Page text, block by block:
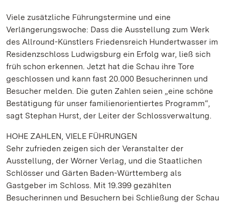
Viele zusätzliche Führungstermine und eine
Verlängerungswoche: Dass die Ausstellung zum Werk
des Allround-Künstlers Friedensreich Hundertwasser im
Residenzschloss Ludwigsburg ein Erfolg war, ließ sich
früh schon erkennen. Jetzt hat die Schau ihre Tore
geschlossen und kann fast 20.000 Besucherinnen und
Besucher melden. Die guten Zahlen seien „eine schöne
Bestätigung für unser familienorientiertes Programm“,
sagt Stephan Hurst, der Leiter der Schlossverwaltung.
HOHE ZAHLEN, VIELE FÜHRUNGEN
Sehr zufrieden zeigen sich der Veranstalter der
Ausstellung, der Wörner Verlag, und die Staatlichen
Schlösser und Gärten Baden-Württemberg als
Gastgeber im Schloss. Mit 19.399 gezählten
Besucherinnen und Besuchern bei Schließung der Schau